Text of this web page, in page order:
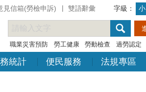
見信箱(勞檢申訴) 雙語辭彙 字級： 小
職業災害預防 勞工健康 勞動檢查 過勞認定
統計 便民服務 法規專區